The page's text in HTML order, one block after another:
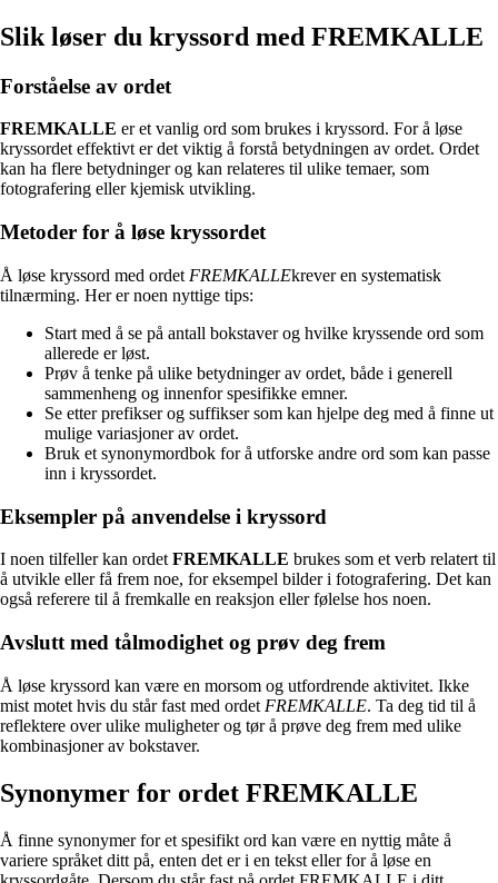
Slik løser du kryssord med FREMKALLE
Forståelse av ordet
FREMKALLE er et vanlig ord som brukes i kryssord. For å løse
kryssordet effektivt er det viktig å forstå betydningen av ordet. Ordet
kan ha flere betydninger og kan relateres til ulike temaer, som
fotografering eller kjemisk utvikling.
Metoder for å løse kryssordet
Å løse kryssord med ordet FREMKALLEkrever en systematisk
tilnærming. Her er noen nyttige tips:
Start med å se på antall bokstaver og hvilke kryssende ord som
allerede er løst.
Prøv å tenke på ulike betydninger av ordet, både i generell
sammenheng og innenfor spesifikke emner.
Se etter prefikser og suffikser som kan hjelpe deg med å finne ut
mulige variasjoner av ordet.
Bruk et synonymordbok for å utforske andre ord som kan passe
inn i kryssordet.
Eksempler på anvendelse i kryssord
I noen tilfeller kan ordet FREMKALLE brukes som et verb relatert til
å utvikle eller få frem noe, for eksempel bilder i fotografering. Det kan
også referere til å fremkalle en reaksjon eller følelse hos noen.
Avslutt med tålmodighet og prøv deg frem
Å løse kryssord kan være en morsom og utfordrende aktivitet. Ikke
mist motet hvis du står fast med ordet FREMKALLE. Ta deg tid til å
reflektere over ulike muligheter og tør å prøve deg frem med ulike
kombinasjoner av bokstaver.
Synonymer for ordet FREMKALLE
Å finne synonymer for et spesifikt ord kan være en nyttig måte å
variere språket ditt på, enten det er i en tekst eller for å løse en